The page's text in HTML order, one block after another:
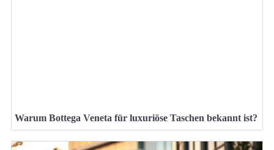
Warum Bottega Veneta für luxuriöse Taschen bekannt ist?